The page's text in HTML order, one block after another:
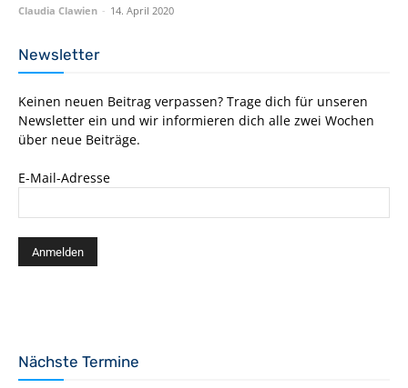
Claudia Clawien - 14. April 2020
Newsletter
Keinen neuen Beitrag verpassen? Trage dich für unseren
Newsletter ein und wir informieren dich alle zwei Wochen
über neue Beiträge.
E-Mail-Adresse
Nächste Termine